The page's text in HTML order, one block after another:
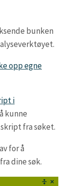
bunken
opp egne
i
kunne
fra søket.
for å
dine søk.